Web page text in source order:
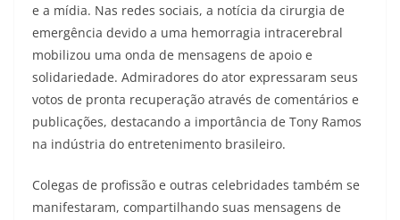
e a mídia. Nas redes sociais, a notícia da cirurgia de
emergência devido a uma hemorragia intracerebral
mobilizou uma onda de mensagens de apoio e
solidariedade. Admiradores do ator expressaram seus
votos de pronta recuperação através de comentários e
publicações, destacando a importância de Tony Ramos
na indústria do entretenimento brasileiro.
Colegas de profissão e outras celebridades também se
manifestaram, compartilhando suas mensagens de